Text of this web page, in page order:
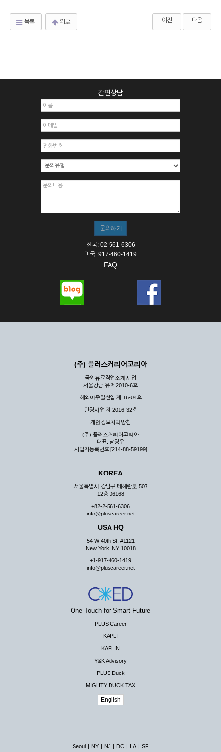
목록 위로 이전 다음
간편상담
한국: 02-561-6306
미국: 917-460-1419
FAQ
(주) 플러스커리어코리아
국외유료직업소개사업
서울강남 유 제2010-6호
해외이주알선업 제 16-04호
관광사업 제 2016-32호
개인정보처리방침
(주) 플러스커리어코리아
대표: 남광우
사업자등록번호 [214-88-59199]
KOREA
서울특별시 강남구 테헤란로 507
12층 06168
+82-2-561-6306
info@pluscareer.net
USA HQ
54 W 40th St. #1121
New York, NY 10018
+1-917-460-1419
info@pluscareer.net
One Touch for Smart Future
PLUS Career
KAPLI
KAFLIN
Y&K Advisory
PLUS Duck
MIGHTY DUCK TAX
English
Seoul NY NJ DC LA SF